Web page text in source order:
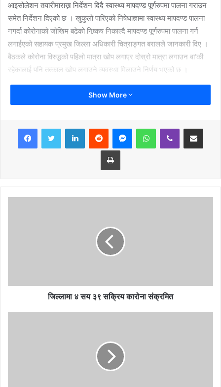
आइसोलेशन तयारीमाराख्न निर्देशन दिदै स्वास्थ्य मापदण्ड पूर्णरुपमा पालना गराउन
समेत निर्देशन दिएको छ । खुकुलो पारिएको निषेधाज्ञामा स्वास्थ्य मापदण्ड पालना
नगर्दा कोरोनाको जोखिम बढेको निष्र्कष निकाल्दै मापदण्ड पूर्णरुपमा पालना गर्न
लगाईएको सहायक प्रमुख जिल्ला अधिकारी चित्राङ्गत बरालले जानकारी दिए ।
बैठकले कोरोना विरुद्धको पहिलो मात्रा खोप लगाएर दोस्रो मात्रा लगाउन बा‘की
रहेकालाई पनि तत्काल खोप लगाउने व्यवस्था मिलाउने निर्णय भएको छ ।
Show More
LinkedInReddit MessengerWhatsAppViber Share via Email
Print
जिल्लामा ४ सय ३९ सक्रिय कारोना संक्रमित